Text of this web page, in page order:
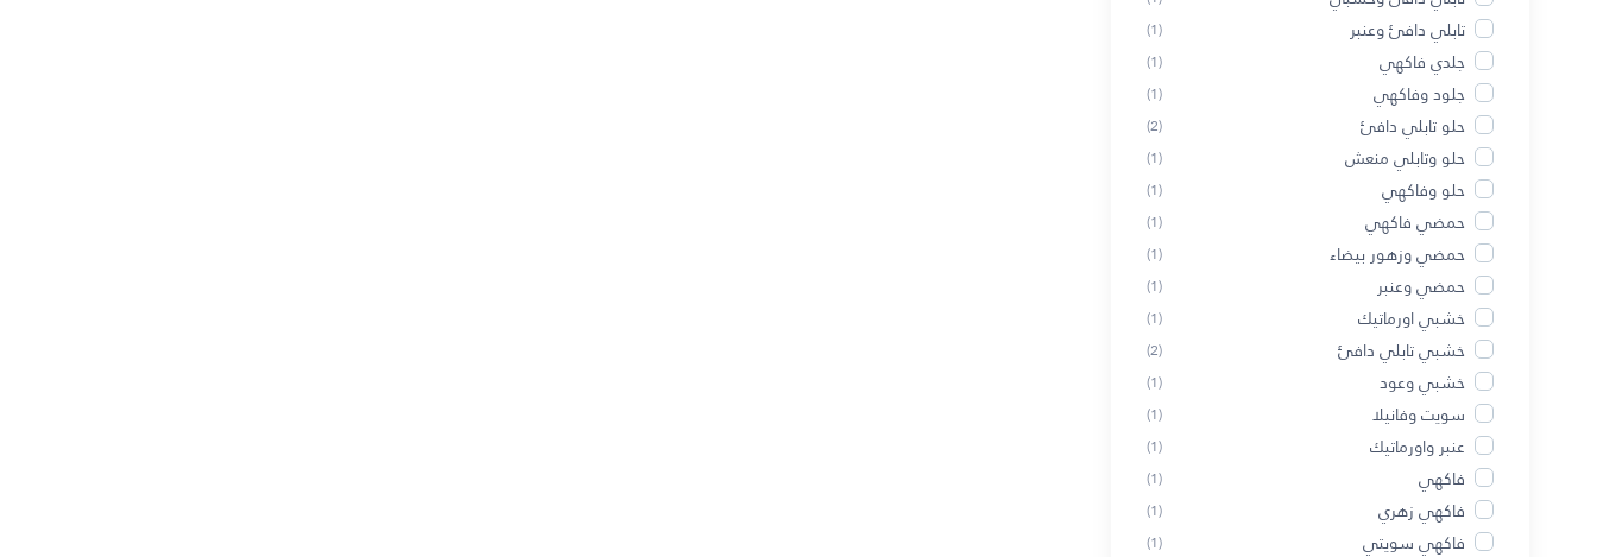
تابلي دافئ وعنبر (1)
جلدي فاكهي (1)
جلود وفاكهي (1)
حلو تابلي دافئ (2)
حلو وتابلي منعش (1)
حلو وفاكهي (1)
حمضي فاكهي (1)
حمضي وزهور بيضاء (1)
حمضي وعنبر (1)
خشبي اورماتيك (1)
خشبي تابلي دافئ (2)
خشبي وعود (1)
سويت وفانيلا (1)
عنبر واورماتيك (1)
فاكهي (1)
فاكهي زهري (1)
فاكهي سويتي (1)